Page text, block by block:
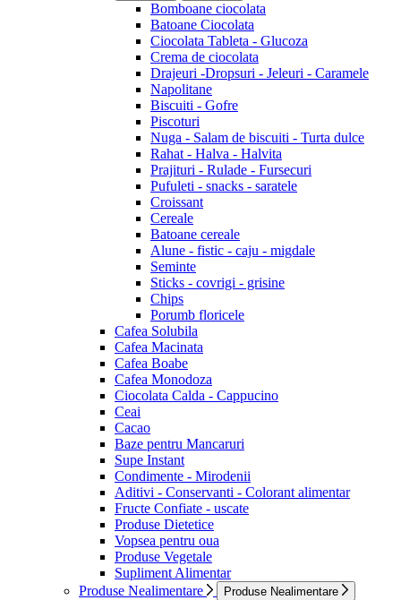
Bomboane ciocolata
Batoane Ciocolata
Ciocolata Tableta - Glucoza
Crema de ciocolata
Drajeuri -Dropsuri - Jeleuri - Caramele
Napolitane
Biscuiti - Gofre
Piscoturi
Nuga - Salam de biscuiti - Turta dulce
Rahat - Halva - Halvita
Prajituri - Rulade - Fursecuri
Pufuleti - snacks - saratele
Croissant
Cereale
Batoane cereale
Alune - fistic - caju - migdale
Seminte
Sticks - covrigi - grisine
Chips
Porumb floricele
Cafea Solubila
Cafea Macinata
Cafea Boabe
Cafea Monodoza
Ciocolata Calda - Cappucino
Ceai
Cacao
Baze pentru Mancaruri
Supe Instant
Condimente - Mirodenii
Aditivi - Conservanti - Colorant alimentar
Fructe Confiate - uscate
Produse Dietetice
Vopsea pentru oua
Produse Vegetale
Supliment Alimentar
Produse Nealimentare
Produse Nealimentare